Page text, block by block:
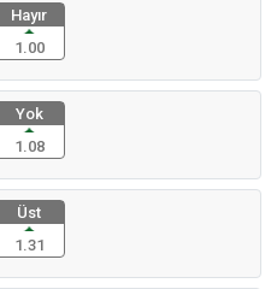
Hayır
1.00
Yok
1.08
Üst
1.31